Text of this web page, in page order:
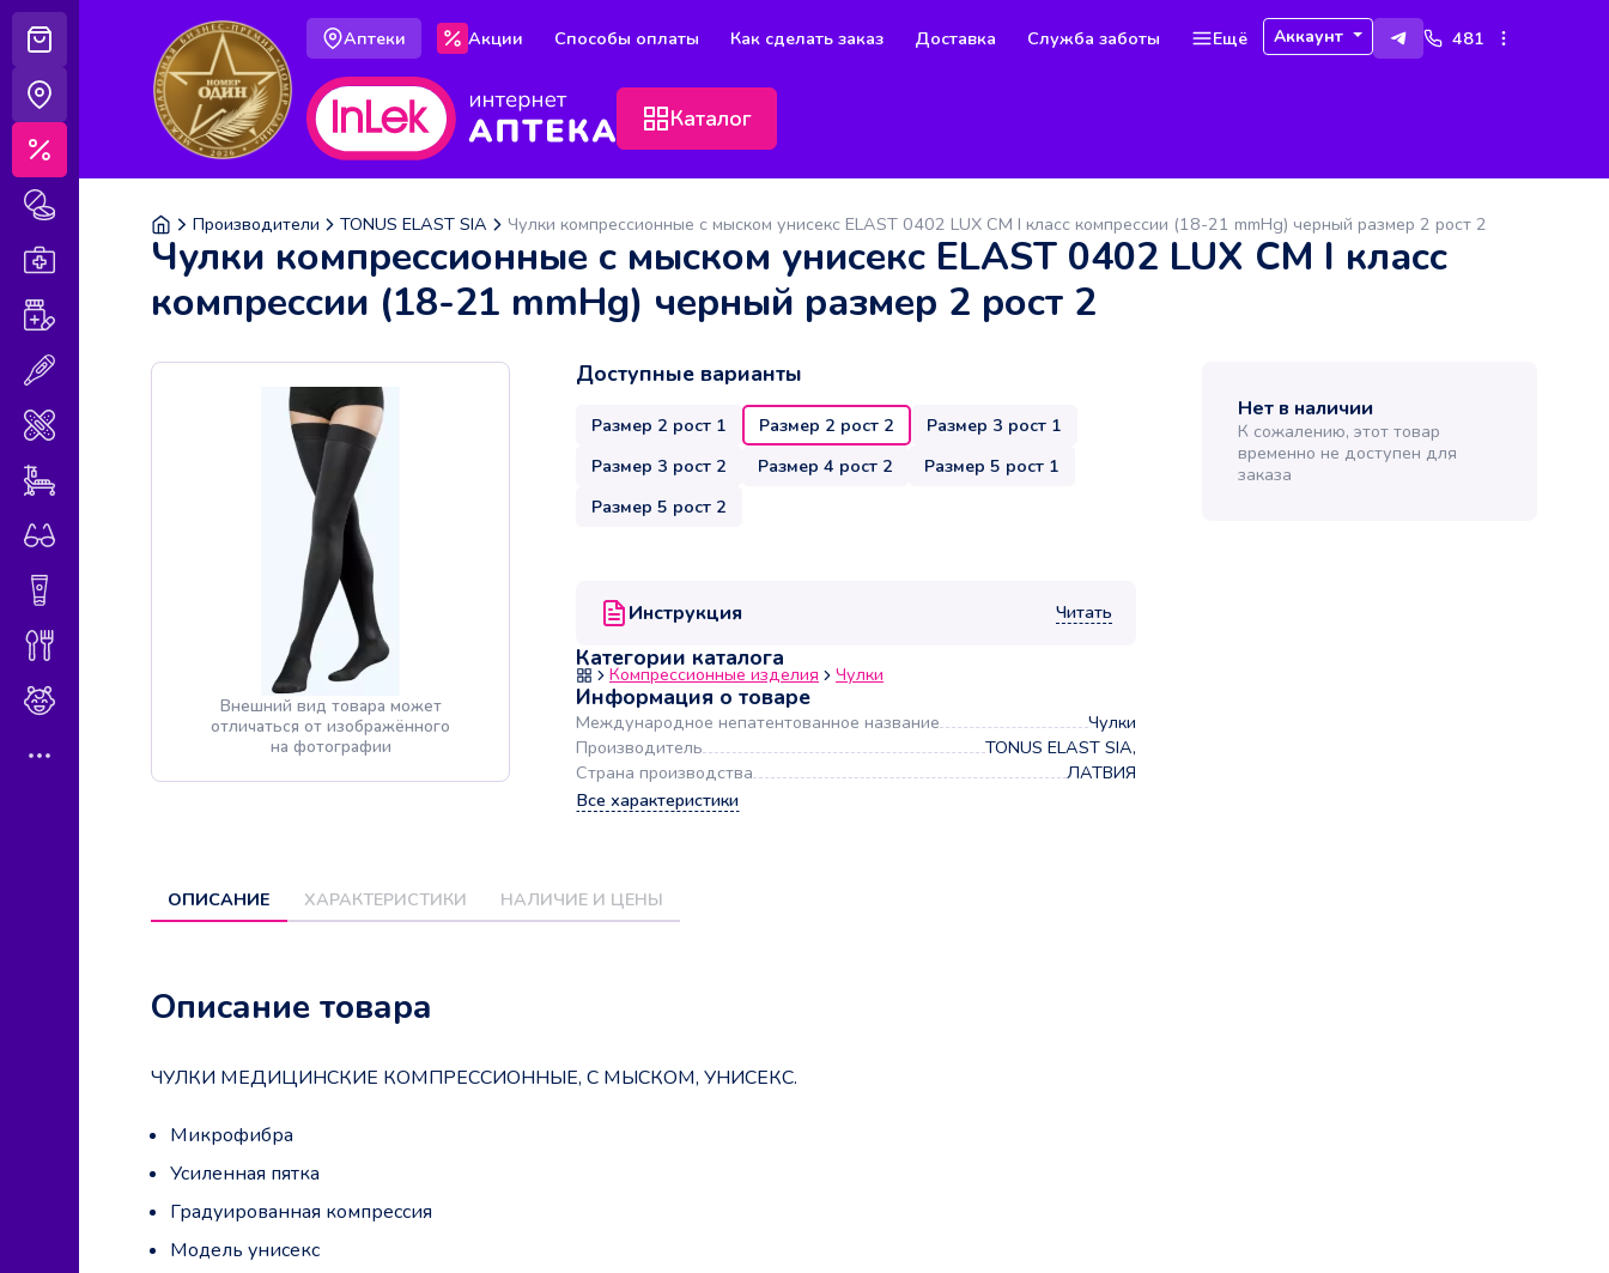
Витамины и БАДы
Медицинская техника
Аптеки Акции Способы оплаты Как сделать заказ Доставка Служба заботы Ещё Аккаунт 481
Каталог
Производители TONUS ELAST SIA Чулки компрессионные с мыском унисекс ELAST 0402 LUX СМ I класс компрессии (18-21 mmHg) черный размер 2 рост 2
Чулки компрессионные с мыском унисекс ELAST 0402 LUX СМ I класс
компрессии (18-21 mmHg) черный размер 2 рост 2
Внешний вид товара может
отличаться от изображённого
на фотографии
Доступные варианты
Размер 2 рост 1 Размер 2 рост 2
Размер 3 рост 1
Размер 3 рост 2
Размер 4 рост 2
Размер 5 рост 1
Размер 5 рост 2
Инструкция Читать
Категории каталога
Компрессионные изделия Чулки
Информация о товаре
Международное непатентованное название
Чулки
Производитель
TONUS ELAST SIA,
Страна производства
ЛАТВИЯ
Все характеристики
ОПИСАНИЕ ХАРАКТЕРИСТИКИ НАЛИЧИЕ И ЦЕНЫ
Описание товара
ЧУЛКИ МЕДИЦИНСКИЕ КОМПРЕССИОННЫЕ, С МЫСКОМ, УНИСЕКС.
Микрофибра
Усиленная пятка
Градуированная компрессия
Модель унисекс
Нет в наличии
К сожалению, этот товар
временно не доступен для
заказа